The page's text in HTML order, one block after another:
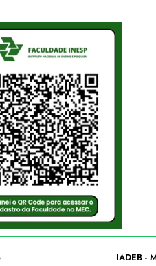
IADEB -